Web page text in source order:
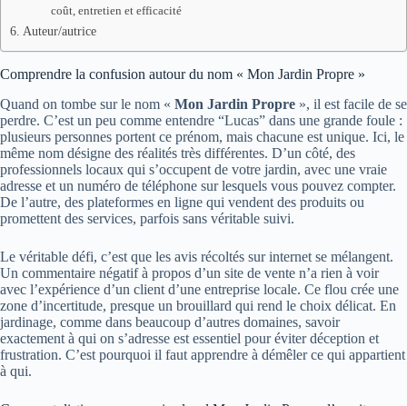
coût, entretien et efficacité
Auteur/autrice
Comprendre la confusion autour du nom « Mon Jardin Propre »
Quand on tombe sur le nom « Mon Jardin Propre », il est facile de se
perdre. C’est un peu comme entendre “Lucas” dans une grande foule :
plusieurs personnes portent ce prénom, mais chacune est unique. Ici, le
même nom désigne des réalités très différentes. D’un côté, des
professionnels locaux qui s’occupent de votre jardin, avec une vraie
adresse et un numéro de téléphone sur lesquels vous pouvez compter.
De l’autre, des plateformes en ligne qui vendent des produits ou
promettent des services, parfois sans véritable suivi.
Le véritable défi, c’est que les avis récoltés sur internet se mélangent.
Un commentaire négatif à propos d’un site de vente n’a rien à voir
avec l’expérience d’un client d’une entreprise locale. Ce flou crée une
zone d’incertitude, presque un brouillard qui rend le choix délicat. En
jardinage, comme dans beaucoup d’autres domaines, savoir
exactement à qui on s’adresse est essentiel pour éviter déception et
frustration. C’est pourquoi il faut apprendre à démêler ce qui appartient
à qui.